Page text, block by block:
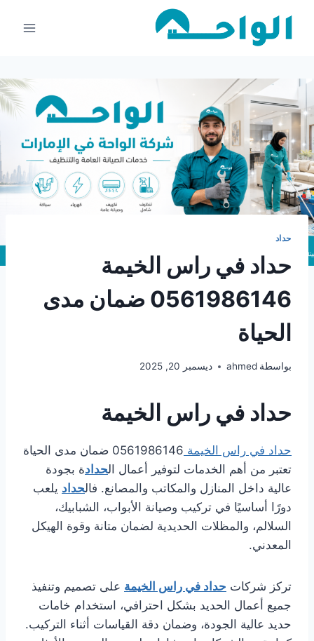
حداد
حداد في راس الخيمة
0561986146 ضمان مدى
الحياة
بواسطة ahmed ديسمبر 20, 2025
حداد في راس الخيمة
حداد في راس الخيمة
0561986146 ضمان مدى الحياة
تعتبر من أهم الخدمات لتوفير أعمال الحدادة بجودة
عالية داخل المنازل والمكاتب والمصانع. فالحداد يلعب
دورًا أساسيًا في تركيب وصيانة الأبواب، الشبابيك،
السلالم، والمظلات الحديدية لضمان متانة وقوة الهيكل
المعدني.
تركز شركات حداد في راس الخيمة على تصميم وتنفيذ
جميع أعمال الحديد بشكل احترافي، استخدام خامات
حديد عالية الجودة، وضمان دقة القياسات أثناء التركيب.